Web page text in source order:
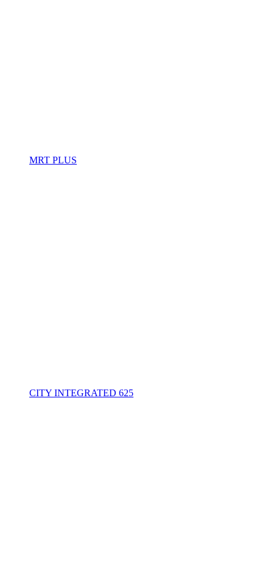
MRT PLUS
CITY INTEGRATED 625